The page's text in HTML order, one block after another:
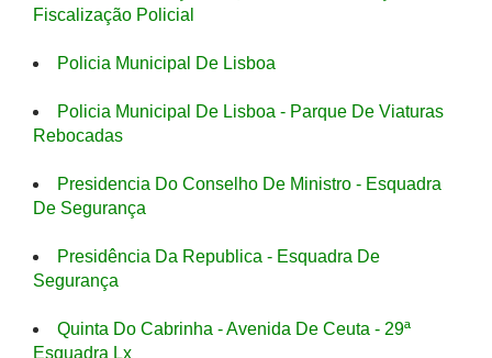
Fiscalização Policial
Policia Municipal De Lisboa
Policia Municipal De Lisboa - Parque De Viaturas
Rebocadas
Presidencia Do Conselho De Ministro - Esquadra
De Segurança
Presidência Da Republica - Esquadra De
Segurança
Quinta Do Cabrinha - Avenida De Ceuta - 29ª
Esquadra Lx